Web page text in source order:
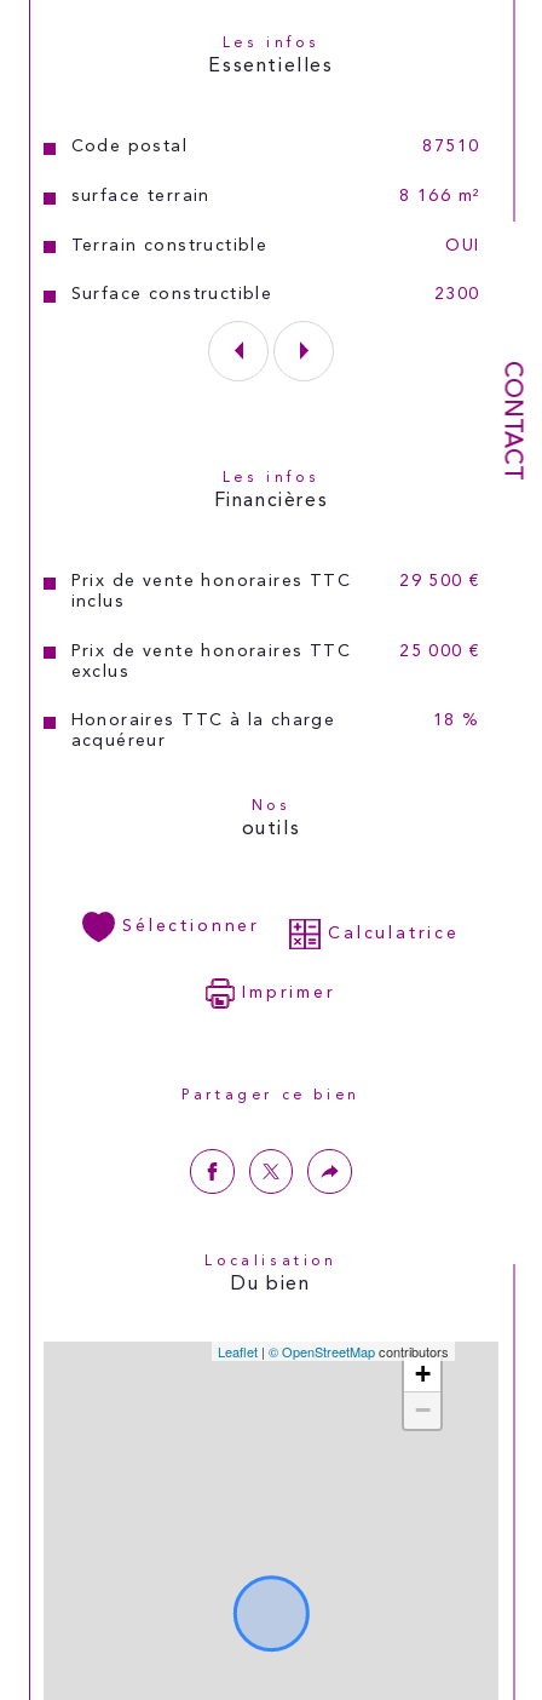
CONTACT
Les infos
Essentielles
Caractéristiques Valeurs
Code postal 87510
surface terrain 8 166 m²
Terrain constructible OUI
Surface constructible 2300
Les infos
Financières
Prix de vente honoraires TTC
inclus
29 500 €
Prix de vente honoraires TTC
exclus
25 000 €
Honoraires TTC à la charge
acquéreur
18 %
Nos
outils
Sélectionner Calculatrice
Imprimer
Partager ce bien
Localisation
Du bien
+
−
Leaflet | © OpenStreetMapcontributors